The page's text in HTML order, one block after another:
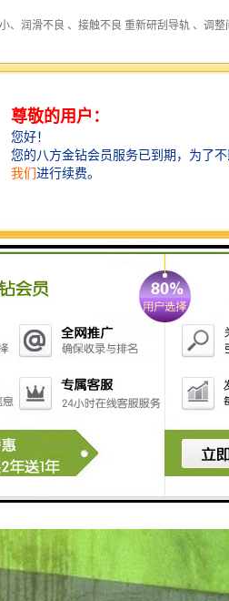
、润滑不良 、接触不良 重新研刮导轨 、调
结合后脱不开 回转健用弹簧失去弹性键配合
停在上死点位置 制动带拉力不够 、制动带
位置不对 调整碰头位置用手转动飞轮试退
锁紧装置松动 旋转锁紧装置
源断路、热断电器断电 检查电路系统消除故障